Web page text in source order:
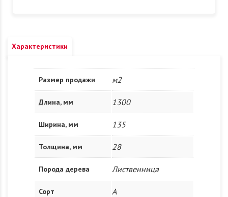
Характеристики
Размер продажи м2
Длина, мм 1300
Ширина, мм 135
Толщина, мм 28
Порода дерева Лиственница
Сорт A